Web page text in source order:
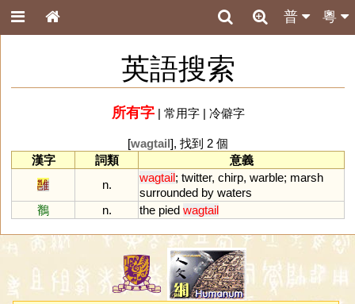
粵
普
英語搜索
所有字| 常用字| 冷僻字
[wagtail], 找到 2 個
漢字
詞類
意義
雝
n.
wagtail; twitter, chirp, warble; marsh
surrounded by waters
鶺
n. the pied wagtail